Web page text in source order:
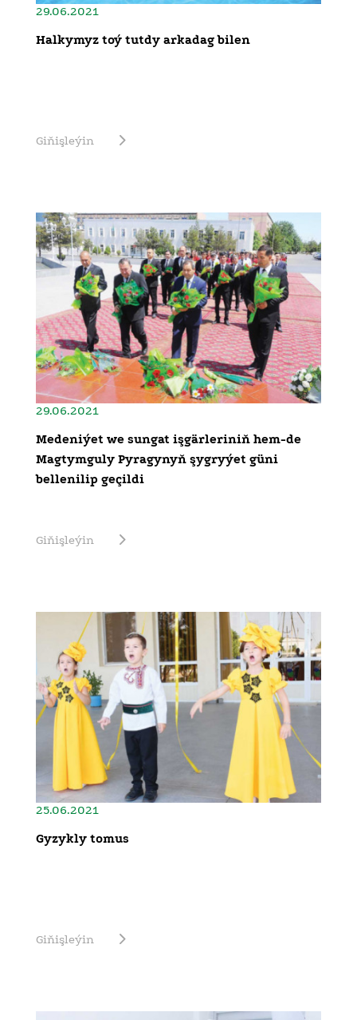
29.06.2021
Halkymyz toý tutdy arkadag bilen
Giňişleýin
29.06.2021
Medeniýet we sungat işgärleriniň hem-de
Magtymguly Pyragynyň şygryýet güni
bellenilip geçildi
Giňişleýin
25.06.2021
Gyzykly tomus
Giňişleýin